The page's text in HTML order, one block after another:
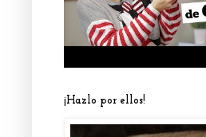
¡Hazlo por ellos!